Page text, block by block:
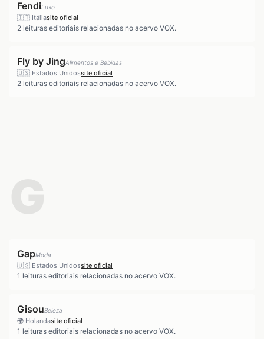
FendiLuxo
🇮🇹 Itáliasite oficial
2 leituras editoriais relacionadas no acervo VOX.
Fly by JingAlimentos e Bebidas
🇺🇸 Estados Unidossite oficial
2 leituras editoriais relacionadas no acervo VOX.
GapModa
🇺🇸 Estados Unidossite oficial
1 leituras editoriais relacionadas no acervo VOX.
GisouBeleza
🌍 Holandasite oficial
1 leituras editoriais relacionadas no acervo VOX.